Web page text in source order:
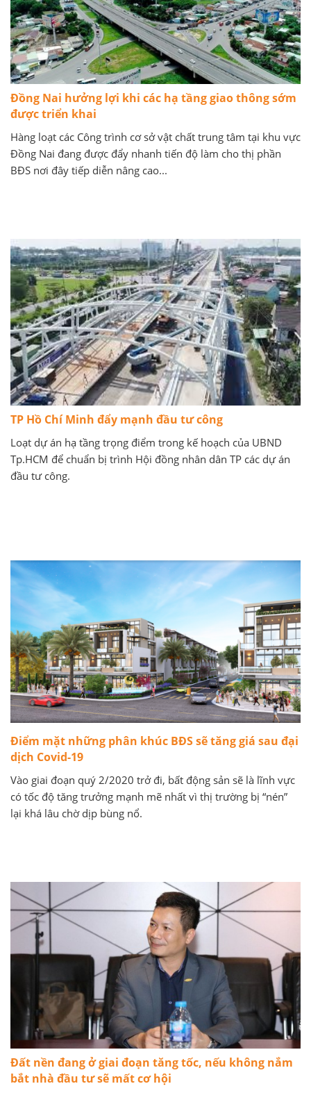
Đồng Nai hưởng lợi khi các hạ tầng giao thông sớm
được triển khai
Hàng loạt các Công trình cơ sở vật chất trung tâm tại khu vực
Đồng Nai đang được đẩy nhanh tiến độ làm cho thị phần
BĐS nơi đây tiếp diễn nâng cao...
TP Hồ Chí Minh đẩy mạnh đầu tư công
Loạt dự án hạ tầng trọng điểm trong kế hoạch của UBND
Tp.HCM để chuẩn bị trình Hội đồng nhân dân TP các dự án
đầu tư công.
Điểm mặt những phân khúc BĐS sẽ tăng giá sau đại
dịch Covid-19
Vào giai đoạn quý 2/2020 trở đi, bất động sản sẽ là lĩnh vực
có tốc độ tăng trưởng mạnh mẽ nhất vì thị trường bị “nén”
lại khá lâu chờ dịp bùng nổ.
Đất nền đang ở giai đoạn tăng tốc, nếu không nắm
bắt nhà đầu tư sẽ mất cơ hội